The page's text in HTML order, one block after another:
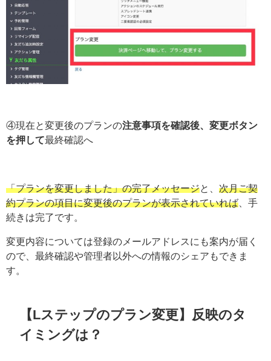
④現在と変更後のプランの注意事項を確認後、変更ボタン
を押して最終確認へ
「プランを変更しました」の完了メッセージと、 次月ご契
約プランの項目に変更後のプランが表示されていれば 、手
続きは完了です。
変更内容については登録のメールアドレスにも案内が届く
ので、最終確認や管理者以外への情報のシェアもできま
す。
【Lステップのプラン変更】反映のタ
イミングは？